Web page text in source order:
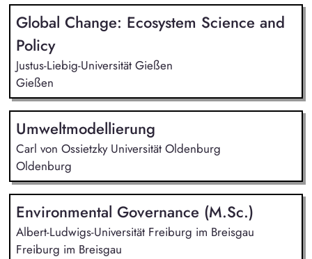
Global Change: Ecosystem Science and
Policy
Justus-Liebig-Universität Gießen
Gießen
Umweltmodellierung
Carl von Ossietzky Universität Oldenburg
Oldenburg
Environmental Governance (M.Sc.)
Albert-Ludwigs-Universität Freiburg im Breisgau
Freiburg im Breisgau